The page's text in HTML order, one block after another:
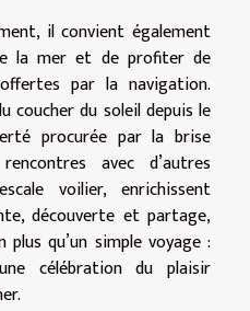
il convient également
la mer et de profiter de
par la navigation.
coucher du soleil depuis le
procurée par la brise
avec d’autres
voilier, enrichissent
découverte et partage,
qu’un simple voyage :
célébration du plaisir